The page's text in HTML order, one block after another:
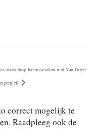
Kennismaken met Van Gogh
correct mogelijk te
Raadpleeg ook de